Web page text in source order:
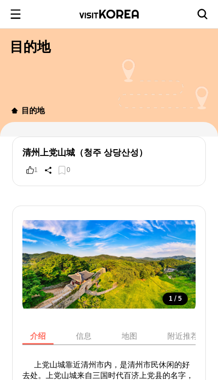
目的地
目的地
清州上党山城（청주 상당산성）
1 0
1 / 5
介绍 信息 地图 附近推荐景点
上党山城靠近清州市内，是清州市民休闲的好
去处。上党山城来自三国时代百济上党县的名字，